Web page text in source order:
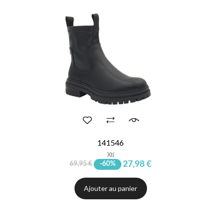
141546
Xti
69,95 € -60% 27,98 €
Ajouter au panier